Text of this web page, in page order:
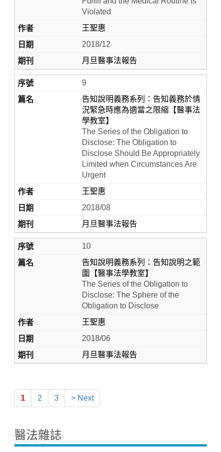
Violated
王聖惠
2018/12
月旦醫事法報告
9
告知說明義務系列：告知義務於情
況緊急時應為適當之限縮【醫事法
學教室】
The Series of the Obligation to
Disclose: The Obligation to
Disclose Should Be Appropriately
Limited when Circumstances Are
Urgent
王聖惠
2018/08
月旦醫事法報告
10
告知說明義務系列：告知說明之範
圍【醫事法學教室】
The Series of the Obligation to
Disclose: The Sphere of the
Obligation to Disclose
王聖惠
2018/06
月旦醫事法報告
1 2 3 > Next
醫法雜誌